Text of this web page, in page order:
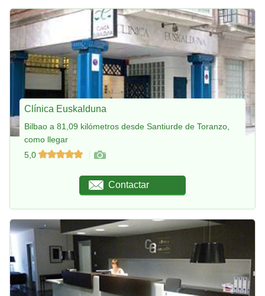
Clínica Euskalduna
Bilbao a 81,09 kilómetros desde Santiurde de Toranzo,
como llegar
5,0
Contactar